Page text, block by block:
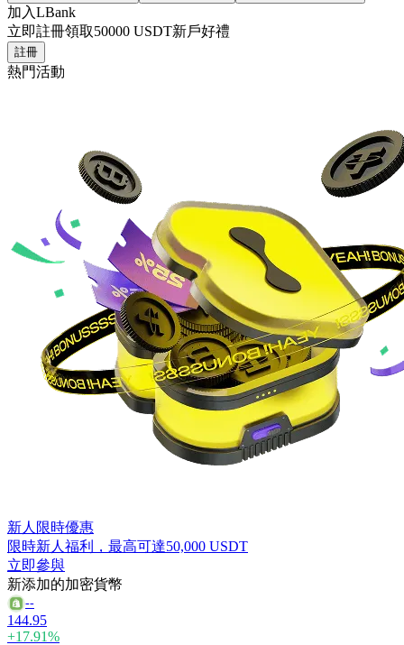
加入LBank
立即註冊領取50000 USDT新戶好禮
註冊
熱門活動
新人限時優惠
限時新人福利，最高可達50,000 USDT
立即參與
新添加的加密貨幣
--
144.95
+17.91%